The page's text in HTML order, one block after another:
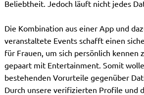
Beliebtheit. Jedoch läuft nicht jedes
Die Kombination aus einer App und
veranstaltete Events schafft einen
für Frauen, um sich persönlich kennen
gepaart mit Entertainment. Somit
bestehenden Vorurteile gegenüber
Durch unsere verifizierten Profile und